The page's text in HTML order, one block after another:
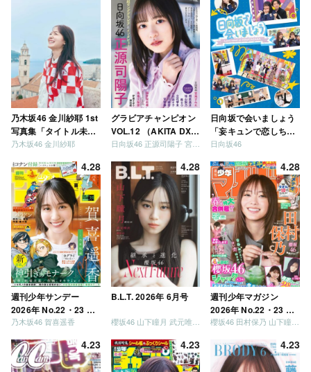
乃木坂46 金川紗耶 1st
写真集「タイトル未
定」
乃木坂46 金川紗耶
グラビアチャンピオン
VOL.12 （AKITA DXシ
リーズ）
日向坂46 正源司陽子 宮地すみれ
日向坂で会いましょう
「妄キュンで恋しちゃ
いましょう」「どっち
う」「ご褒美でロケし
ましょう」「フレンド
リーになりましょう」
「笑って卒業を祝いま
しょう」 [Blu-ray]
日向坂46
4.28
週刊少年サンデー
2026年 No.22・23 合
併号
乃木坂46 賀喜遥香
4.28
B.L.T. 2026年 6月号
櫻坂46 山下瞳月 武元唯衣 / 乃木坂46 海邉朱莉
4.28
週刊少年マガジン
2026年 No.22・23 合
併号
櫻坂46 田村保乃 山下瞳月 山川宇衣
4.23 4.23 4.23